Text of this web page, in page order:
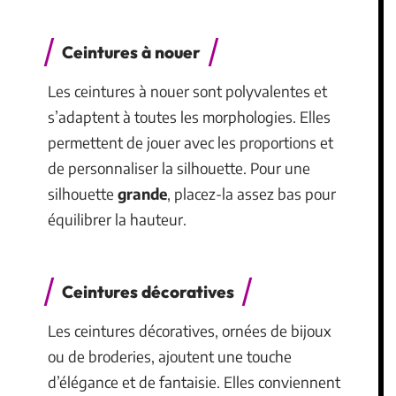
Ceintures à nouer
Les ceintures à nouer sont polyvalentes et
s’adaptent à toutes les morphologies. Elles
permettent de jouer avec les proportions et
de personnaliser la silhouette. Pour une
silhouette grande, placez-la assez bas pour
équilibrer la hauteur.
Ceintures décoratives
Les ceintures décoratives, ornées de bijoux
ou de broderies, ajoutent une touche
d’élégance et de fantaisie. Elles conviennent